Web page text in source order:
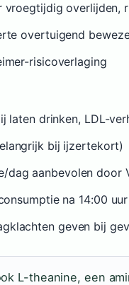
vroegtijdig overlijden,
overtuigend
risicoverlaging
laten drinken, LDL-
bij ijzertekort)
dag aanbevolen door
na 14:00 uur
geven bij
L-theanine, een